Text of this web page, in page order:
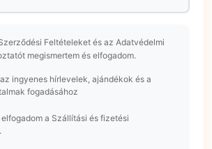
Feltételeket és az Adatvédelmi
megismertem és elfogadom.
ingyenes hírlevelek, ajándékok és a
fogadásához
a Szállítási és fizetési